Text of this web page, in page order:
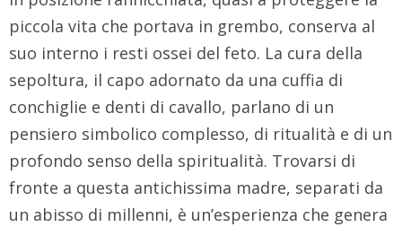
piccola vita che portava in grembo, conserva al
suo interno i resti ossei del feto. La cura della
sepoltura, il capo adornato da una cuffia di
conchiglie e denti di cavallo, parlano di un
pensiero simbolico complesso, di ritualità e di un
profondo senso della spiritualità. Trovarsi di
fronte a questa antichissima madre, separati da
un abisso di millenni, è un’esperienza che genera